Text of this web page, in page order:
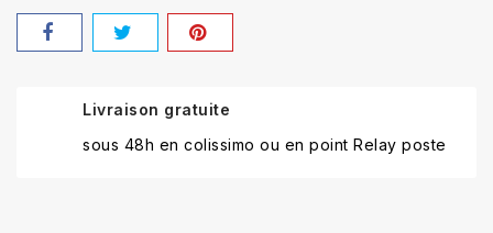
Livraison gratuite
sous 48h en colissimo ou en point Relay poste